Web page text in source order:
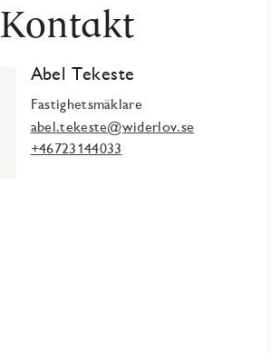
Kontakt
Abel Tekeste
Fastighetsmäklare
abel.tekeste@widerlov.se
+46723144033